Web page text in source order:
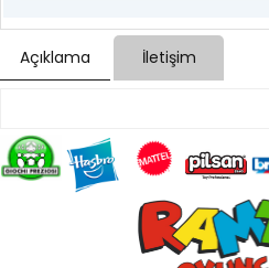
Açıklama İletişim